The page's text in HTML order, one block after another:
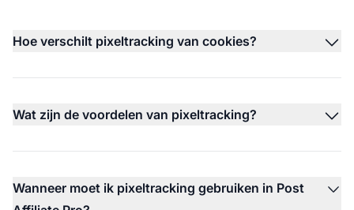
Hoe verschilt pixeltracking van cookies?
Wat zijn de voordelen van pixeltracking?
Wanneer moet ik pixeltracking gebruiken in Post